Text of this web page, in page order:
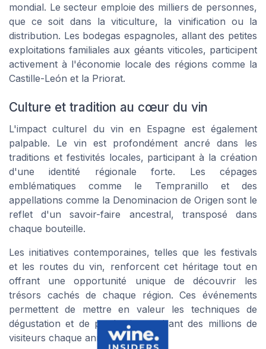
mondial. Le secteur emploie des milliers de personnes,
que ce soit dans la viticulture, la vinification ou la
distribution. Les bodegas espagnoles, allant des petites
exploitations familiales aux géants viticoles, participent
activement à l'économie locale des régions comme la
Castille-León et la Priorat.
Culture et tradition au cœur du vin
L'impact culturel du vin en Espagne est également
palpable. Le vin est profondément ancré dans les
traditions et festivités locales, participant à la création
d'une identité régionale forte. Les cépages
emblématiques comme le Tempranillo et des
appellations comme la Denominacion de Origen sont le
reflet d'un savoir-faire ancestral, transposé dans
chaque bouteille.
Les initiatives contemporaines, telles que les festivals
et les routes du vin, renforcent cet héritage tout en
offrant une opportunité unique de découvrir les
trésors cachés de chaque région. Ces événements
permettent de mettre en valeur les techniques de
dégustation et de production, attirant des millions de
visiteurs chaque année.